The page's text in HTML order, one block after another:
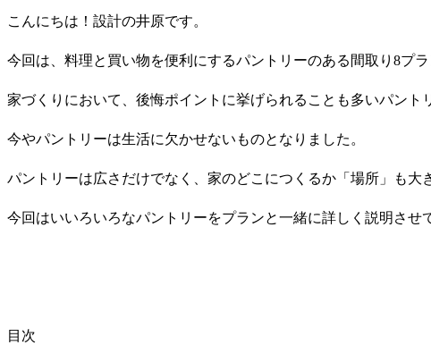
こんにちは！設計の井原です。
今回は、料理と買い物を便利にするパントリーのある間取り8プラ
家づくりにおいて、後悔ポイントに挙げられることも多いパント
今やパントリーは生活に欠かせないものとなりました。
パントリーは広さだけでなく、家のどこにつくるか「場所」も大
今回はいいろいろなパントリーをプランと一緒に詳しく説明させ
目次